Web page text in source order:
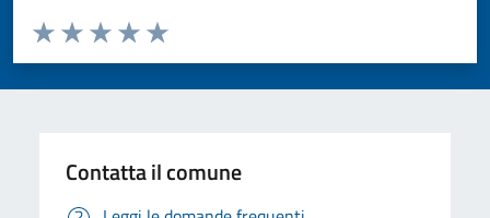
Valuta da 1 a 5 stelle la pagina
Valuta 5 stelle su 5
Valuta 4 stelle su 5
Valuta 3 stelle su 5
Valuta 2 stelle su 5
Valuta 1 stelle su 5
Contatta il comune